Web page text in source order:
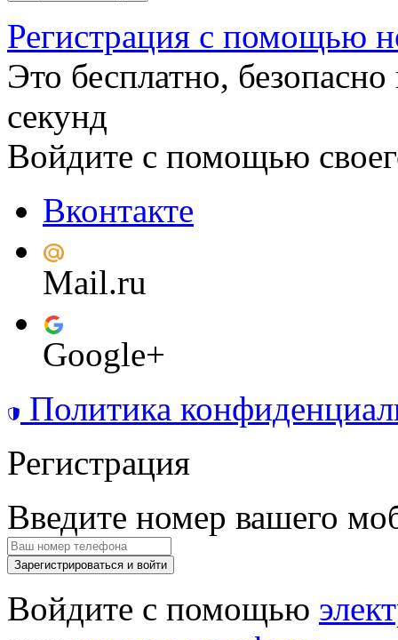
Регистрация с помощью
Это бесплатно,
секунд
Войдите с помощью
Вконтакте
Mail.ru
Google+
Политика
Регистрация
Введите номер вашего
Зарегистрироваться и войти
Войдите с помощью